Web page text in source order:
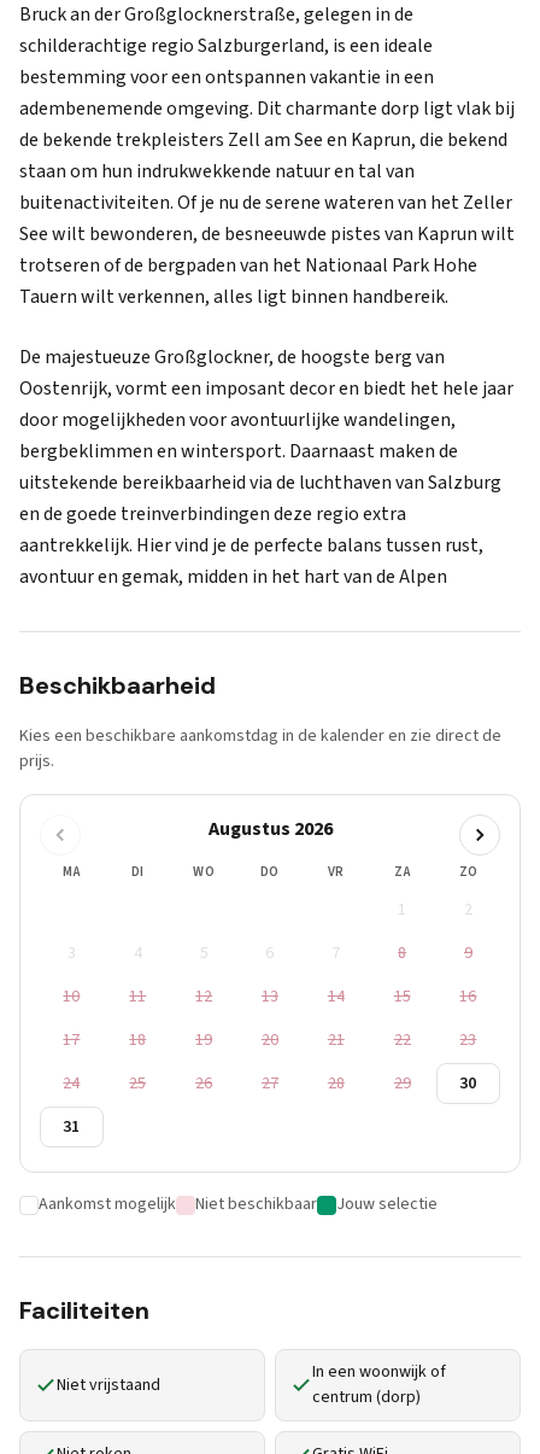
Bruck an der Großglocknerstraße, gelegen in de
schilderachtige regio Salzburgerland, is een ideale
bestemming voor een ontspannen vakantie in een
adembenemende omgeving. Dit charmante dorp ligt vlak bij
de bekende trekpleisters Zell am See en Kaprun, die bekend
staan om hun indrukwekkende natuur en tal van
buitenactiviteiten. Of je nu de serene wateren van het Zeller
See wilt bewonderen, de besneeuwde pistes van Kaprun wilt
trotseren of de bergpaden van het Nationaal Park Hohe
Tauern wilt verkennen, alles ligt binnen handbereik.
De majestueuze Großglockner, de hoogste berg van
Oostenrijk, vormt een imposant decor en biedt het hele jaar
door mogelijkheden voor avontuurlijke wandelingen,
bergbeklimmen en wintersport. Daarnaast maken de
uitstekende bereikbaarheid via de luchthaven van Salzburg
en de goede treinverbindingen deze regio extra
aantrekkelijk. Hier vind je de perfecte balans tussen rust,
avontuur en gemak, midden in het hart van de Alpen
Beschikbaarheid
Kies een beschikbare aankomstdag in de kalender en zie direct de
prijs.
Augustus 2026
MA DI WO DO VR ZA ZO
1
2
3
4 5 6 7 8
9
10
11 12 13 14 15
16
17
18 19 20 21 22
23
24
25 26 27 28 29
30
31
Aankomst mogelijk Niet beschikbaar Jouw selectie
Faciliteiten
Niet vrijstaand
In een woonwijk of
centrum (dorp)